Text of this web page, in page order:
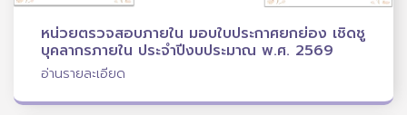
หน่วยตรวจสอบภายใน มอบใบประกาศยกย่อง เชิดชู
บุคลากรภายใน ประจำปีงบประมาณ พ.ศ. 2569
อ่านรายละเอียด